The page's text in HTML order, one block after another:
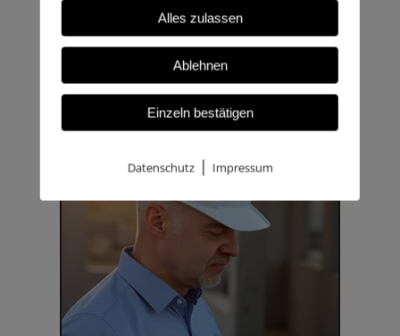
Alles zulassen
Ablehnen
Einzeln bestätigen
Datenschutz| Impressum